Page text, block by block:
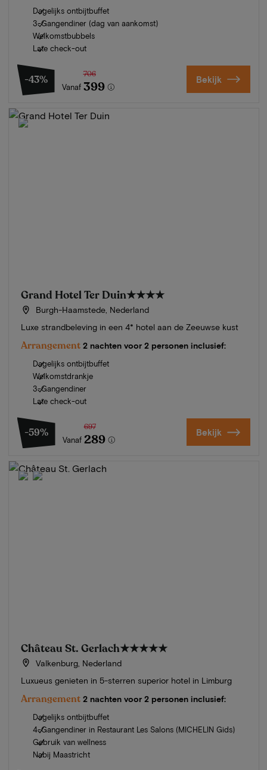
Dagelijks ontbijtbuffet
3-Gangendiner (dag van aankomst)
Welkomstbubbels
Late check-out
-43%
Vanaf
706
399 Bekijk
Grand Hotel Ter Duin★★★★
Burgh-Haamstede, Nederland
Luxe strandbeleving in een 4* hotel aan de Zeeuwse kust
Arrangement 2 nachten voor 2 personen inclusief:
Dagelijks ontbijtbuffet
Welkomstdrankje
3-Gangendiner
Late check-out
-59%
Vanaf
697
289 Bekijk
Château St. Gerlach★★★★★
Valkenburg, Nederland
Luxueus genieten in 5-sterren superior hotel in Limburg
Arrangement 2 nachten voor 2 personen inclusief:
Dagelijks ontbijtbuffet
4-Gangendiner in Restaurant Les Salons (MICHELIN Gids)
Gebruik van wellness
Nabij Maastricht